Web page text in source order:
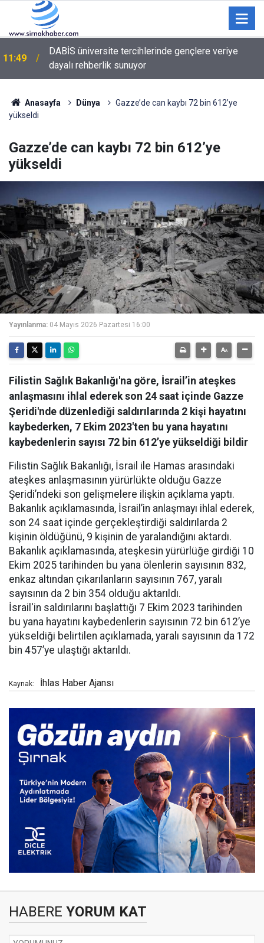
11:49
DABİS üniversite tercihlerinde gençlere veriye
dayalı rehberlik sunuyor
Anasayfa Dünya
Gazze’de can kaybı 72 bin 612’ye
yükseldi
Gazze’de can kaybı 72 bin 612’ye
yükseldi
Yayınlanma: 04 Mayıs 2026 Pazartesi 16:00
Filistin Sağlık Bakanlığı'na göre, İsrail’in ateşkes
anlaşmasını ihlal ederek son 24 saat içinde Gazze
Şeridi'nde düzenlediği saldırılarında 2 kişi hayatını
kaybederken, 7 Ekim 2023'ten bu yana hayatını
kaybedenlerin sayısı 72 bin 612’ye yükseldiği bildir
Filistin Sağlık Bakanlığı, İsrail ile Hamas arasındaki
ateşkes anlaşmasının yürürlükte olduğu Gazze
Şeridi’ndeki son gelişmelere ilişkin açıklama yaptı.
Bakanlık açıklamasında, İsrail’in anlaşmayı ihlal ederek,
son 24 saat içinde gerçekleştirdiği saldırılarda 2
kişinin öldüğünü, 9 kişinin de yaralandığını aktardı.
Bakanlık açıklamasında, ateşkesin yürürlüğe girdiği 10
Ekim 2025 tarihinden bu yana ölenlerin sayısının 832,
enkaz altından çıkarılanların sayısının 767, yaralı
sayısının da 2 bin 354 olduğu aktarıldı.
İsrail'in saldırılarını başlattığı 7 Ekim 2023 tarihinden
bu yana hayatını kaybedenlerin sayısının 72 bin 612’ye
yükseldiği belirtilen açıklamada, yaralı sayısının da 172
bin 457’ye ulaştığı aktarıldı.
Kaynak: İhlas Haber Ajansı
HABERE YORUM KAT